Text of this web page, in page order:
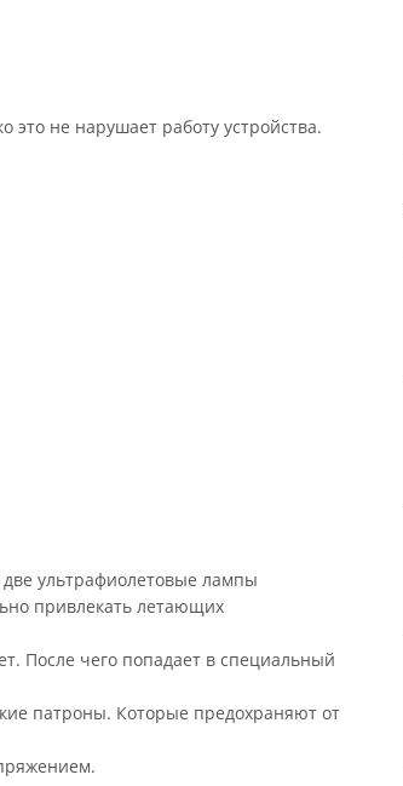
не нарушает работу устройства.
две ультрафиолетовые лампы
привлекать летающих
После чего попадает в специальный
патроны. Которые предохраняют от